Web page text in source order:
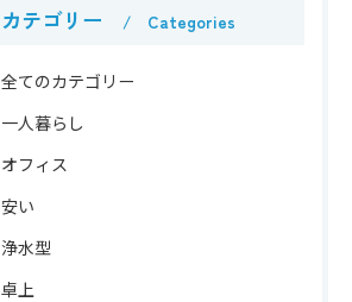
カテゴリー Categories
全てのカテゴリー
一人暮らし
オフィス
安い
浄水型
卓上